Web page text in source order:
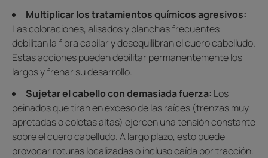
Multiplicar los tratamientos químicos agresivos:
Las coloraciones, alisados y planchas frecuentes
debilitan la fibra capilar y desequilibran el cuero cabelludo.
Estas acciones pueden debilitar permanentemente los
largos y frenar su desarrollo.
Sujetar el cabello con demasiada fuerza: Los
peinados que tiran en exceso de las raíces (trenzas muy
apretadas o coletas altas) ejercen una tensión constante
sobre el cuero cabelludo. A largo plazo, esto puede
provocar roturas localizadas o incluso caída por tracción.